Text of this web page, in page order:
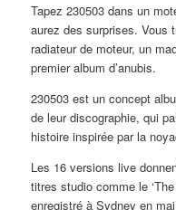
Tapez 230503 dans un
aurez des surprises. Vous
radiateur de moteur, un
premier album d’anubis.
230503 est un concept
de leur discographie, qui
histoire inspirée par la
Les 16 versions live
titres studio comme le
enregistré à Sydney en